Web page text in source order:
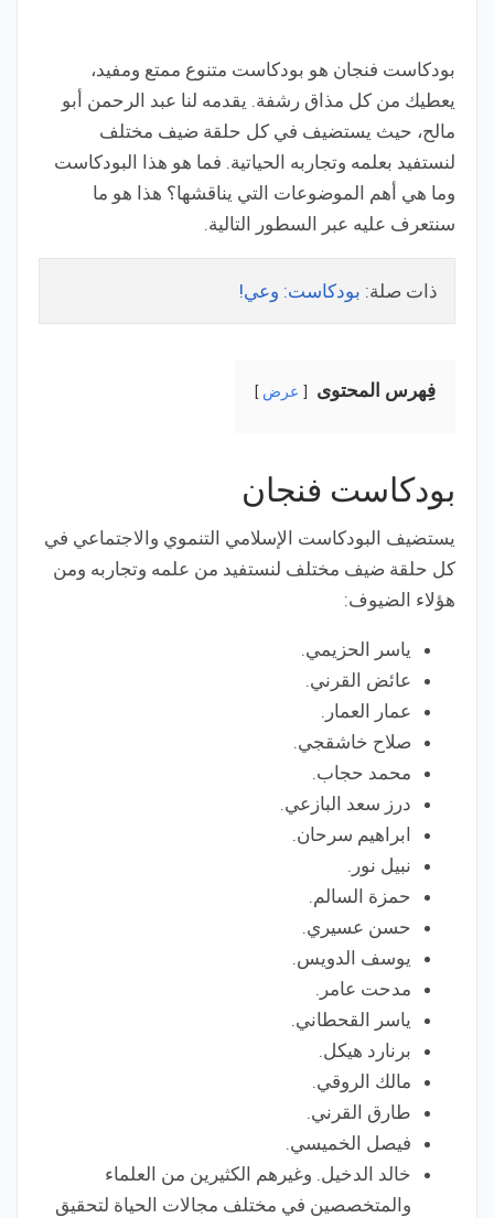
بودكاست فنجان هو بودكاست متنوع ممتع ومفيد،
يعطيك من كل مذاق رشفة. يقدمه لنا عبد الرحمن أبو
مالح، حيث يستضيف في كل حلقة ضيف مختلف
لنستفيد بعلمه وتجاربه الحياتية. فما هو هذا البودكاست
وما هي أهم الموضوعات التي يناقشها؟ هذا هو ما
سنتعرف عليه عبر السطور التالية.
ذات صلة: بودكاست: وعي!
فِهرس المحتوى عرض
بودكاست فنجان
يستضيف البودكاست الإسلامي التنموي والاجتماعي في
كل حلقة ضيف مختلف لنستفيد من علمه وتجاربه ومن
هؤلاء الضيوف:
ياسر الحزيمي.
عائض القرني.
عمار العمار.
صلاح خاشقجي.
محمد حجاب.
درز سعد البازعي.
ابراهيم سرحان.
نبيل نور.
حمزة السالم.
حسن عسيري.
يوسف الدويس.
مدحت عامر.
ياسر القحطاني.
برنارد هيكل.
مالك الروقي.
طارق القرني.
فيصل الخميسي.
خالد الدخيل. وغيرهم الكثيرين من العلماء
والمتخصصين في مختلف مجالات الحياة لتحقيق